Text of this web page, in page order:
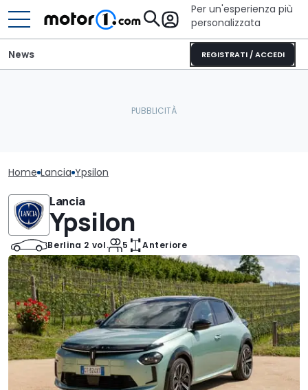
Per un'esperienza più
personalizzata
REGISTRATI / ACCEDI
News
Home Lancia Ypsilon
Lancia
Ypsilon
Berlina 2 vol. 5 Anteriore